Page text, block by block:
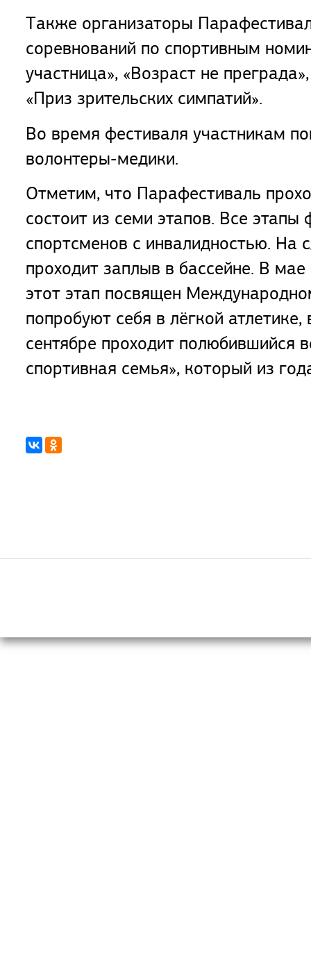
Также организаторы
соревнований по спортивным
участница», «Возраст не
«Приз зрительских симпатий».
Во время фестиваля участникам
волонтеры-медики.
Отметим, что Парафестиваль
состоит из семи этапов. Все
спортсменов с инвалидностью.
проходит заплыв в бассейне. В
этот этап посвящен
попробуют себя в лёгкой
сентябре проходит
спортивная семья», который из